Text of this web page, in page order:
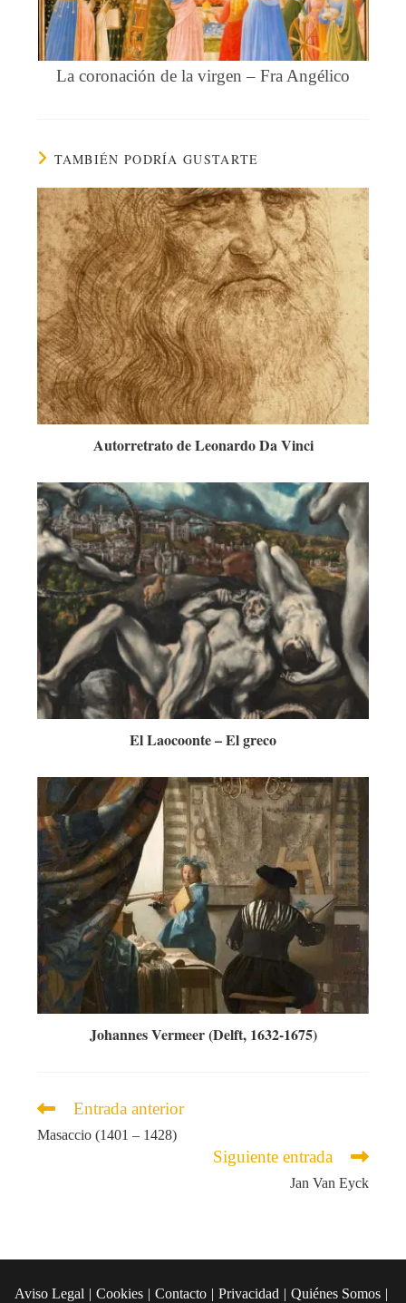
La coronación de la virgen – Fra Angélico
TAMBIÉN PODRÍA GUSTARTE
Autorretrato de Leonardo Da Vinci
El Laocoonte – El greco
Johannes Vermeer (Delft, 1632-1675)
Leer
artículos
Entrada anterior
Masaccio (1401 – 1428)
Siguiente entrada
Jan Van Eyck
Aviso Legal Cookies Contacto Privacidad Quiénes Somos